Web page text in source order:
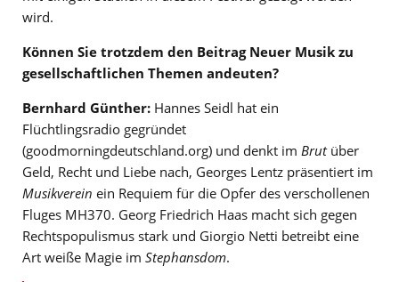
wird.
Können Sie trotzdem den Beitrag Neuer Musik zu
gesellschaftlichen Themen andeuten?
Bernhard Günther: Hannes Seidl hat ein
Flüchtlingsradio gegründet
(goodmorningdeutschland.org) und denkt im Brutüber
Geld, Recht und Liebe nach, Georges Lentz präsentiert im
Musikverein ein Requiem für die Opfer des verschollenen
Fluges MH370. Georg Friedrich Haas macht sich gegen
Rechtspopulismus stark und Giorgio Netti betreibt eine
Art weiße Magie im Stephansdom.